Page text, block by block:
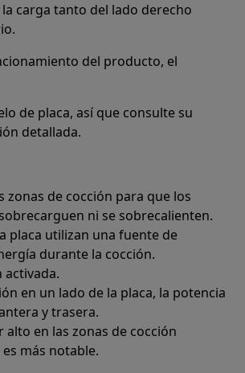
carga tanto del lado derecho
del producto, el
de placa, así que consulte su
detallada.
de cocción para que los
ni se sobrecalienten.
placa utilizan una fuente de
durante la cocción.
en un lado de la placa, la potencia
y trasera.
en las zonas de cocción
más notable.